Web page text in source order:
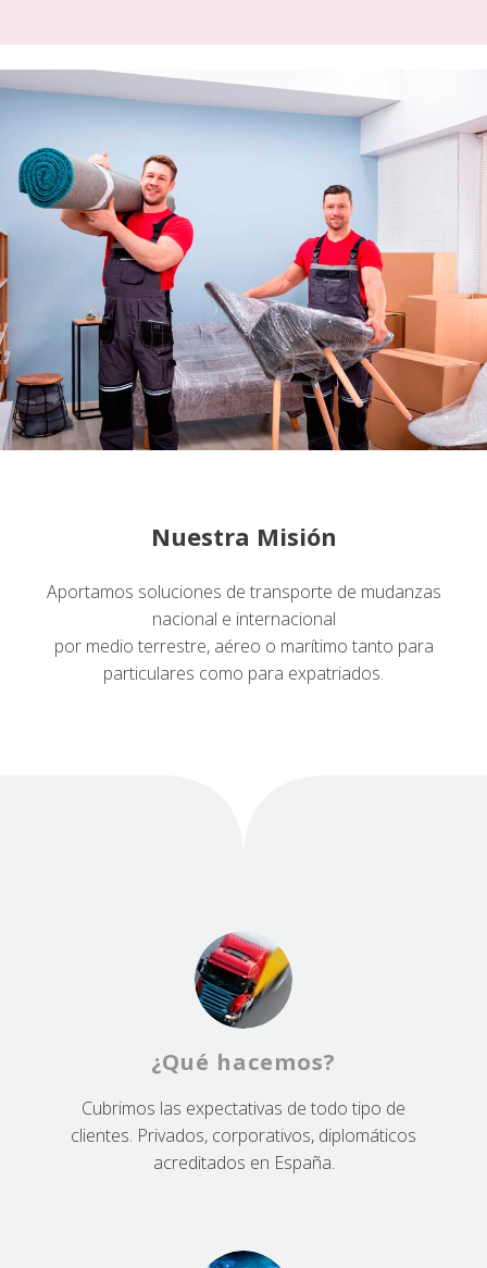
Nuestra Misión
Aportamos soluciones de transporte de mudanzas
nacional e internacional
por medio terrestre, aéreo o marítimo tanto para
particulares como para expatriados.
¿Qué hacemos?
Cubrimos las expectativas de todo tipo de
clientes. Privados, corporativos, diplomáticos
acreditados en España.